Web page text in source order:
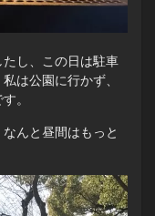
し、この日は駐車
は公園に行かず、
。
んと昼間はもっと